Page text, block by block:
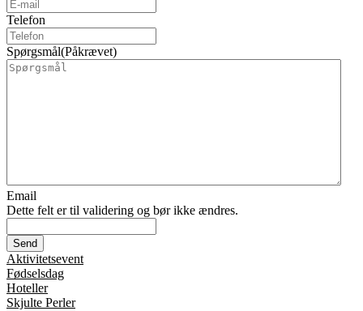
Telefon
Spørgsmål(Påkrævet)
Email
Dette felt er til validering og bør ikke ændres.
Aktivitetsevent
Fødselsdag
Hoteller
Skjulte Perler